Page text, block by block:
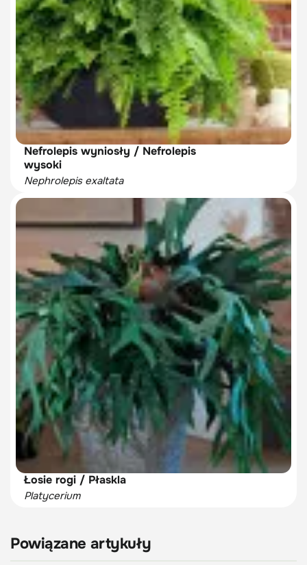
Nefrolepis wyniosły / Nefrolepis
wysoki
Nephrolepis exaltata
Łosie rogi / Płaskla
Platycerium
Powiązane artykuły